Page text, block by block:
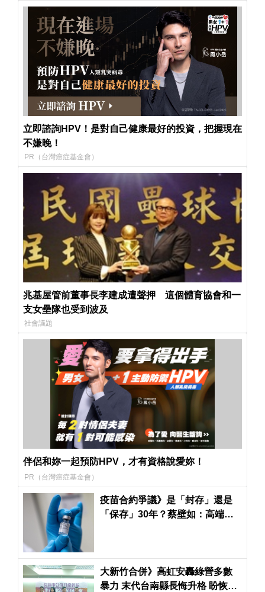
立即諮詢HPV！是對自己健康最好的投資，把握現在
不嫌晚！
PR（台灣癌症基金會）
兆基屋管前董事長李建成遭聲押 這個體育協會和一
支女壘隊也受到波及
社會議題
伴侶和妳一起預防HPV，才有資格說愛妳！
PR（台灣癌症基金會）
疫苗合約爭議》是「封存」還是
「保存」30年？蔡壁如：高端
大新竹合併》高虹安轟綠營多數
暴力 末代台南縣長悔升格 盼恢復